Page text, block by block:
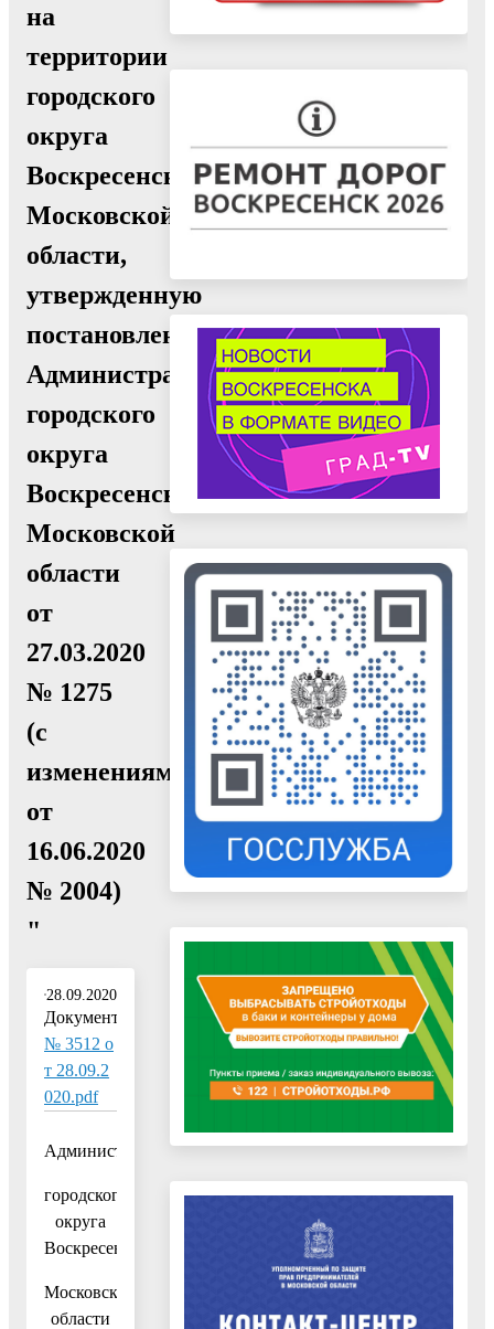
на
территории
городского
округа
Воскресенск
Московской
области,
утвержденную
постановлением
Администрации
городского
округа
Воскресенск
Московской
области
от
27.03.2020
№ 1275
(с
изменениями
от
16.06.2020
№ 2004)
"
28.09.2020
Документ:
№ 3512 о
т 28.09.2
020.pdf
Администрация
городского
округа
Воскресенск
Московской
области